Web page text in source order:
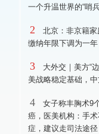
一个升温世界的“哨
2
北京：非京籍
缴纳年限下调为一年
3
大外交｜美方“
美战略稳定基础，中
4
女子称丰胸术9
癌，医美机构：手
症，建议走司法途径